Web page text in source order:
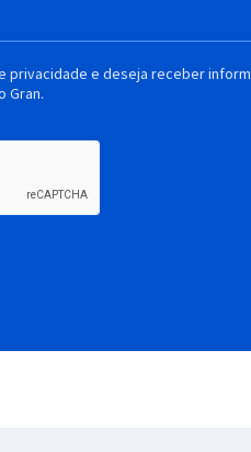
privacidade e deseja receber
Gran.